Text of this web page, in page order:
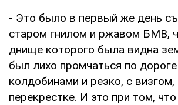
- Это было в первый же день
старом гнилом и ржавом БМВ,
днище которого была видна
был лихо промчаться по
колдобинами и резко, с визгом,
перекрестке. И это при том,